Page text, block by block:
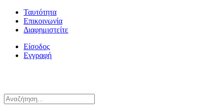
Ταυτότητα
Επικοινωνία
Διαφημιστείτε
Είσοδος
Εγγραφή